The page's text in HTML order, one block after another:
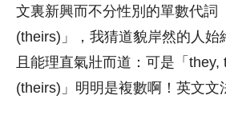
文裏新興而不分性別的單數代詞
(theirs)」，我猜道貌岸然的人始
且能理直氣壯而道：可是「they,
(theirs)」明明是複數啊！英文文